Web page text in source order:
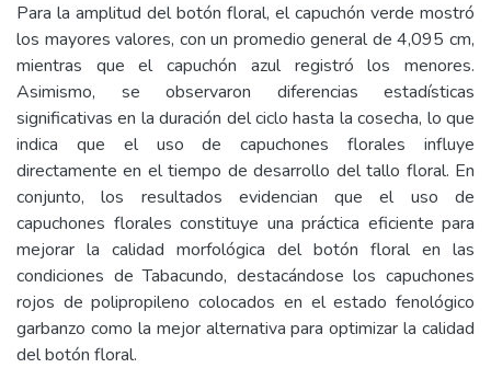
Para la amplitud del botón floral, el capuchón verde mostró
los mayores valores, con un promedio general de 4,095 cm,
mientras que el capuchón azul registró los menores.
Asimismo, se observaron diferencias estadísticas
significativas en la duración del ciclo hasta la cosecha, lo que
indica que el uso de capuchones florales influye
directamente en el tiempo de desarrollo del tallo floral. En
conjunto, los resultados evidencian que el uso de
capuchones florales constituye una práctica eficiente para
mejorar la calidad morfológica del botón floral en las
condiciones de Tabacundo, destacándose los capuchones
rojos de polipropileno colocados en el estado fenológico
garbanzo como la mejor alternativa para optimizar la calidad
del botón floral.